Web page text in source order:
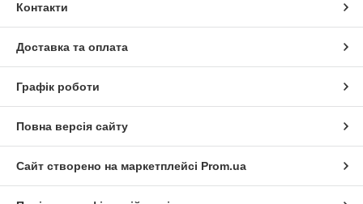
Контакти
Доставка та оплата
Графік роботи
Повна версія сайту
Сайт створено на маркетплейсі Prom.ua